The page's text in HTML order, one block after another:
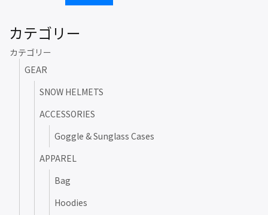
カテゴリー
カテゴリー
GEAR
SNOW HELMETS
ACCESSORIES
Goggle & Sunglass Cases
APPAREL
Bag
Hoodies